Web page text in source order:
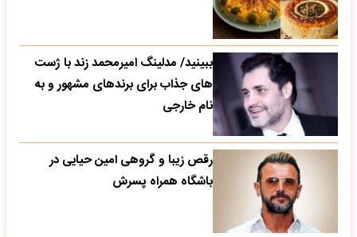
ببینید/ مدلینگ امیرمحمد زند با ژست
های جذاب برای برندهای مشهور و به
نام خارجی
رقص زیبا و گروهی امین حیایی در
باشگاه همراه پسرش